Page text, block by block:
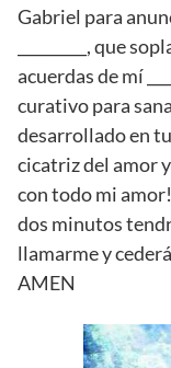
Gabriel para
_________, que
acuerdas de mí
curativo para
desarrollado en
cicatriz del amor y
con todo mi
dos minutos
llamarme y
AMEN